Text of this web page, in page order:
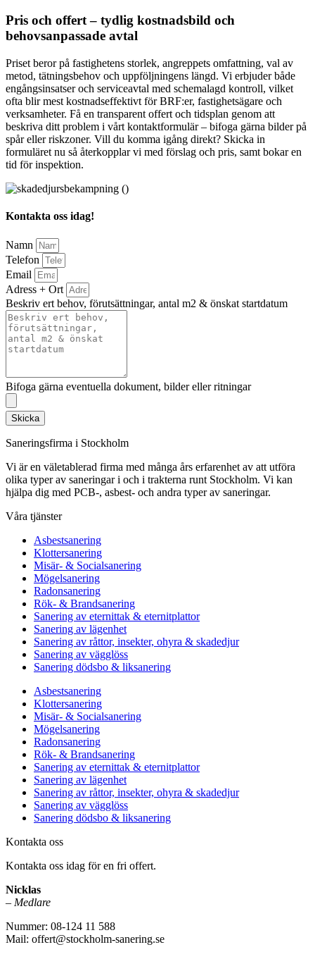
Pris och offert – tydlig kostnadsbild och
behovsanpassade avtal
Priset beror på fastighetens storlek, angreppets omfattning, val av
metod, tätningsbehov och uppföljningens längd. Vi erbjuder både
engångsinsatser och serviceavtal med schemalagd kontroll, vilket
ofta blir mest kostnadseffektivt för BRF:er, fastighetsägare och
verksamheter. Få en transparent offert och tidsplan genom att
beskriva ditt problem i vårt kontaktformulär – bifoga gärna bilder på
spår eller riskzoner. Vill du komma igång direkt? Skicka in
formuläret nu så återkopplar vi med förslag och pris, samt bokar en
tid för inspektion.
Kontakta oss idag!
Namn
Telefon
Email
Adress + Ort
Beskriv ert behov, förutsättningar, antal m2 & önskat startdatum
Bifoga gärna eventuella dokument, bilder eller ritningar
Skicka
Saneringsfirma i Stockholm
Vi är en väletablerad firma med många års erfarenhet av att utföra
olika typer av saneringar i och i trakterna runt Stockholm. Vi kan
hjälpa dig med PCB-, asbest- och andra typer av saneringar.
Våra tjänster
Asbestsanering
Klottersanering
Misär- & Socialsanering
Mögelsanering
Radonsanering
Rök- & Brandsanering
Sanering av eternittak & eternitplattor
Sanering av lägenhet
Sanering av råttor, insekter, ohyra & skadedjur
Sanering av vägglöss
Sanering dödsbo & liksanering
Asbestsanering
Klottersanering
Misär- & Socialsanering
Mögelsanering
Radonsanering
Rök- & Brandsanering
Sanering av eternittak & eternitplattor
Sanering av lägenhet
Sanering av råttor, insekter, ohyra & skadedjur
Sanering av vägglöss
Sanering dödsbo & liksanering
Kontakta oss
Kontakta oss idag för en fri offert.
Nicklas
– Medlare
Nummer: 08-124 11 588
Mail: offert@stockholm-sanering.se